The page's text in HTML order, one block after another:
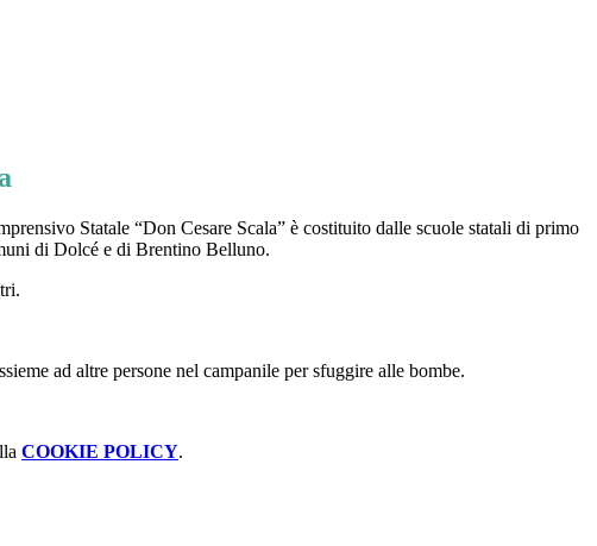
Statale “Don Cesare Scala” è costituito dalle scuole statali di primo
di Dolcé e di Brentino Belluno.
ad altre persone nel campanile per sfuggire alle bombe.
COOKIE POLICY.